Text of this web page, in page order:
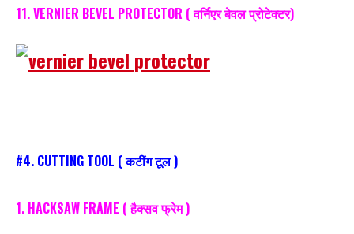
11. VERNIER BEVEL PROTECTOR ( वर्निएर बेवल प्रोटेक्टर)
#4. CUTTING TOOL ( कटींग टूल )
1. HACKSAW FRAME ( हैक्सव फ्रेम )